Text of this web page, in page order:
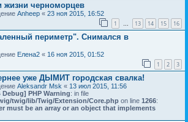
жизни черноморцев
Anheep « 23 ноя 2015, 16:52
1 … 13 14 15 16
периметр". Снимался в
Елена2 « 16 ноя 2015, 01:52
1 2 3
уже ДЫМИТ городская свалка!
Aleksandr Msk « 13 июл 2015, 11:56
Debug] PHP Warning: in file
twig/lib/Twig/Extension/Core.php on line 1266:
must be an array or an object that implements